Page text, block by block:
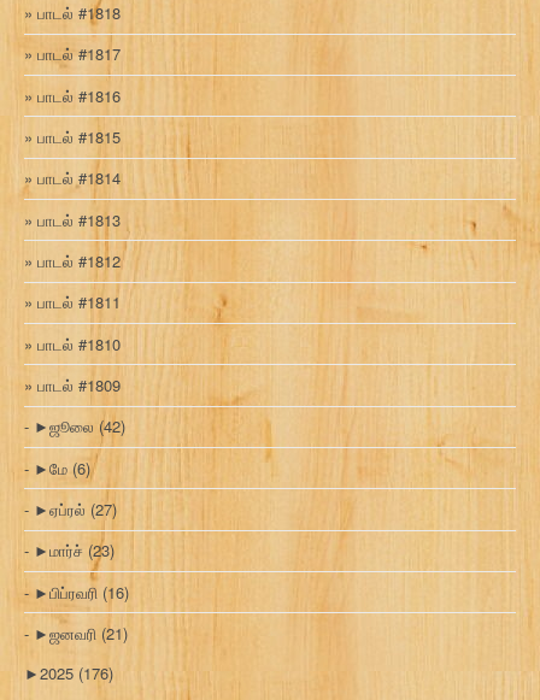
பாடல் #1818
பாடல் #1817
பாடல் #1816
பாடல் #1815
பாடல் #1814
பாடல் #1813
பாடல் #1812
பாடல் #1811
பாடல் #1810
பாடல் #1809
►ஜூலை (42)
►மே (6)
►ஏப்ரல் (27)
►மார்ச் (23)
►பிப்ரவரி (16)
►ஜனவரி (21)
►2025 (176)